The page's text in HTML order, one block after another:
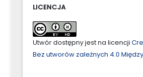
LICENCJA
Utwór dostępny jest na licencji
Bez utworów zależnych 4.0